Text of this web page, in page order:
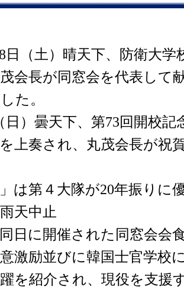
8日（土）晴天下、防衛大
会長が同窓会を代表して
た。
日）曇天下、第73回開校
上奏され、丸茂会長が祝
は第４大隊が20年振りに
天中止
日に開催された同窓会会
激励並びに韓国士官学校
を紹介され、現役を支援